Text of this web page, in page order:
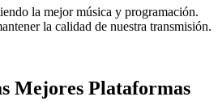
la mejor música y programación.
la calidad de nuestra transmisión.
Mejores Plataformas